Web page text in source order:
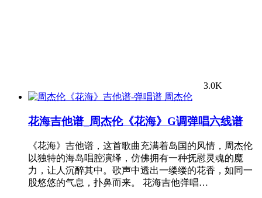
3.0K
周杰伦
花海吉他谱_周杰伦《花海》G调弹唱六线谱
《花海》吉他谱，这首歌曲充满着岛国的风情，周杰伦
以独特的海岛唱腔演绎，仿佛拥有一种抚慰灵魂的魔
力，让人沉醉其中。歌声中透出一缕缕的花香，如同一
股悠悠的气息，扑鼻而来。 花海吉他弹唱…